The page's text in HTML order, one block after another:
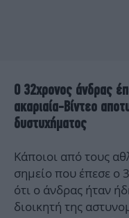
Ο 32χρονος άνδρας
ακαριαία-Βίντεο
δυστυχήματος
Κάποιοι από τους
σημείο που έπεσε ο
ότι ο άνδρας ήταν
διοικητή της